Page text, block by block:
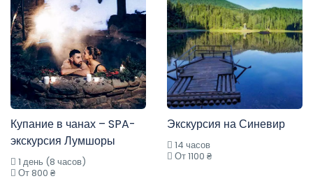
Купание в чанах – SPA-
экскурсия Лумшоры
1 день (8 часов)
От 800 ₴
Экскурсия на Синевир
14 часов
От 1100 ₴